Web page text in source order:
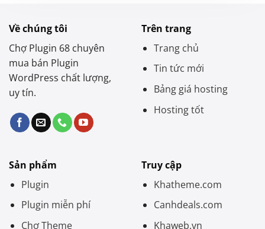
Về chúng tôi
Chợ Plugin 68 chuyên
mua bán Plugin
WordPress chất lượng,
uy tín.
Trên trang
Trang chủ
Tin tức mới
Bảng giá hosting
Hosting tốt
Sản phẩm
Plugin
Plugin miễn phí
Chợ Theme
Truy cập
Khatheme.com
Canhdeals.com
Khaweb.vn